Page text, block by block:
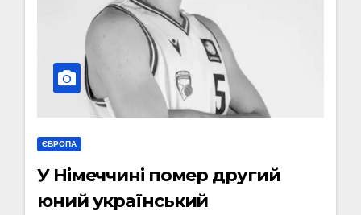
ЄВРОПА
У Німеччині помер другий
юний український